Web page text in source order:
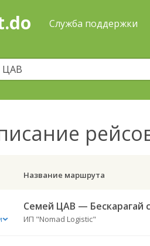
Служба поддержки
Название маршрута
Семей ЦАВ — Бескарагай
ИП "Nomad Logistic"